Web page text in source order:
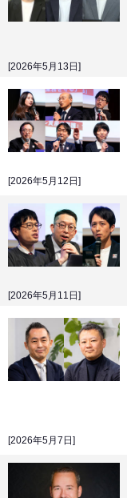
[2026年5月13日]
[2026年5月12日]
[2026年5月11日]
[2026年5月7日]